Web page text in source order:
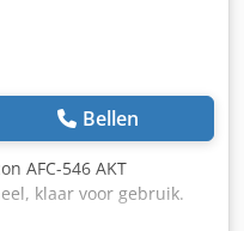
Bellen
AFC-546 AKT
klaar voor gebruik.
afkomstig van de eerste